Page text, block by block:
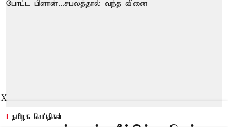
தமிழக செய்திகள்
X